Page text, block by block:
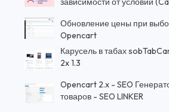
Обновление цены при
Opencart
Карусель в табах
2x 1.3
Opencart 2.x - SEO
товаров - SEO LINKER